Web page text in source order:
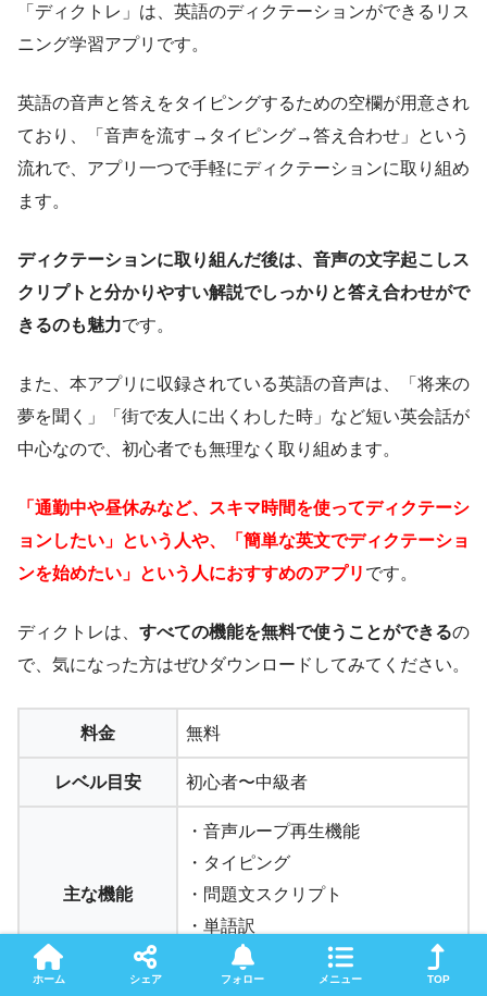
「ディクトレ」は、英語のディクテーションができるリス
ニング学習アプリです。
英語の音声と答えをタイピングするための空欄が用意され
ており、「音声を流す→タイピング→答え合わせ」という
流れで、アプリ一つで手軽にディクテーションに取り組め
ます。
ディクテーションに取り組んだ後は、音声の文字起こしス
クリプトと分かりやすい解説でしっかりと答え合わせがで
きるのも魅力です。
また、本アプリに収録されている英語の音声は、「将来の
夢を聞く」「街で友人に出くわした時」など短い英会話が
中心なので、初心者でも無理なく取り組めます。
「通勤中や昼休みなど、スキマ時間を使ってディクテーシ
ョンしたい」という人や、「簡単な英文でディクテーショ
ンを始めたい」という人におすすめのアプリ です。
ディクトレは、 すべての機能を無料で使うことができるの
で、気になった方はぜひダウンロードしてみてください。
料金 無料
レベル目安 初心者〜中級者
主な機能
・音声ループ再生機能
・タイピング
・問題文スクリプト
・単語訳
・解説
ホーム シェア フォロー メニュー TOP